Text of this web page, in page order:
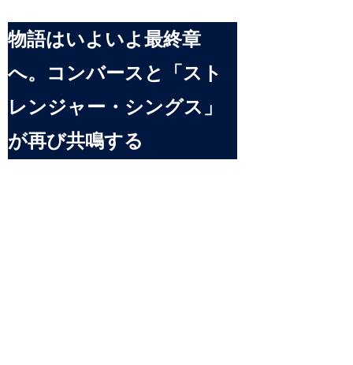
物語はいよいよ最終章
へ。コンバースと「スト
レンジャー・シングス」
が再び共鳴する